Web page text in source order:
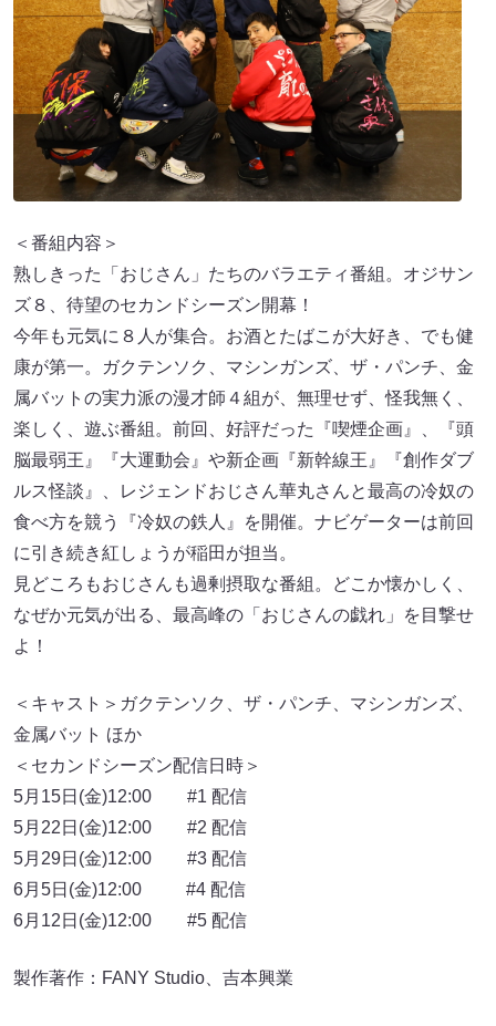
＜番組内容＞
熟しきった「おじさん」たちのバラエティ番組。オジサン
ズ８、待望のセカンドシーズン開幕！
今年も元気に８人が集合。お酒とたばこが大好き、でも健
康が第一。ガクテンソク、マシンガンズ、ザ・パンチ、金
属バットの実力派の漫才師４組が、無理せず、怪我無く、
楽しく、遊ぶ番組。前回、好評だった『喫煙企画』、『頭
脳最弱王』『大運動会』や新企画『新幹線王』『創作ダブ
ルス怪談』、レジェンドおじさん華丸さんと最高の冷奴の
食べ方を競う『冷奴の鉄人』を開催。ナビゲーターは前回
に引き続き紅しょうが稲田が担当。
見どころもおじさんも過剰摂取な番組。どこか懐かしく、
なぜか元気が出る、最高峰の「おじさんの戯れ」を目撃せ
よ！
＜キャスト＞ガクテンソク、ザ・パンチ、マシンガンズ、
金属バット ほか
＜セカンドシーズン配信日時＞
5月15日(金)12:00 #1 配信
5月22日(金)12:00 #2 配信
5月29日(金)12:00 #3 配信
6月5日(金)12:00 #4 配信
6月12日(金)12:00 #5 配信
製作著作：FANY Studio、吉本興業